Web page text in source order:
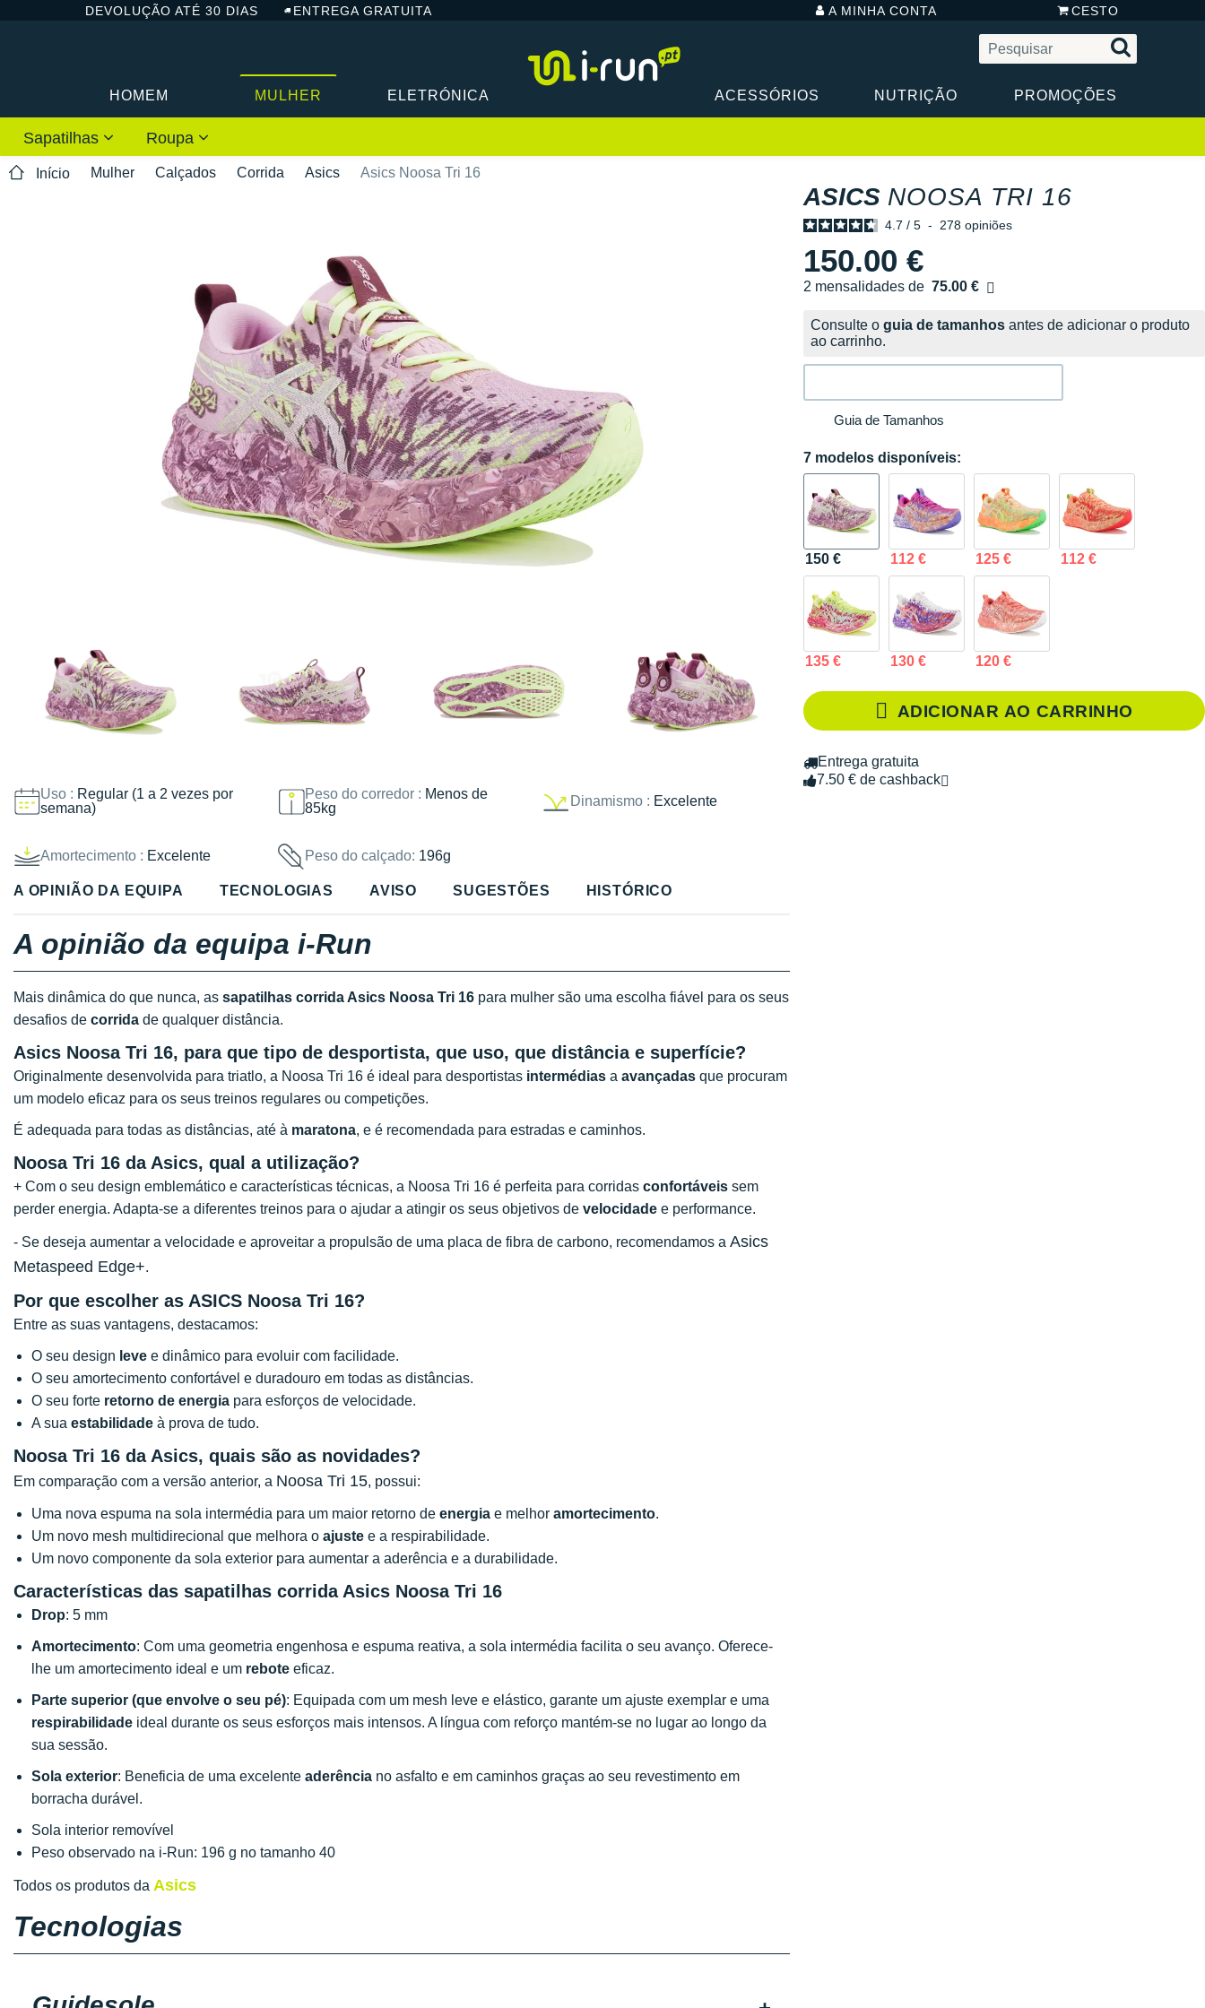
DEVOLUÇÃO ATÉ 30 DIAS ENTREGA GRATUITA A MINHA CONTA CESTO
HOMEM MULHER ELETRÓNICA ACESSÓRIOS NUTRIÇÃO PROMOÇÕES
Sapatilhas Roupa
Início Mulher Calçados Corrida Asics Asics Noosa Tri 16
Uso : Regular (1 a 2 vezes por
semana)
Peso do corredor : Menos de
85kg
Dinamismo : Excelente
Amortecimento : Excelente Peso do calçado: 196g
ASICS NOOSA TRI 16
4.7 / 5 - 278 opiniões
150.00 €
2 mensalidades de 75.00 €
sem custos
Consulte o guia de tamanhos antes de adicionar o produto
ao carrinho.
Guia de Tamanhos
7 modelos disponíveis:
150 € 112 € 125 € 112 €
135 € 130 € 120 €
ADICIONAR AO CARRINHO
Entrega gratuita
7.50 € de cashback
A OPINIÃO DA EQUIPA TECNOLOGIAS AVISO SUGESTÕES HISTÓRICO
A opinião da equipa i-Run
Mais dinâmica do que nunca, as sapatilhas corrida Asics Noosa Tri 16 para mulher são uma escolha fiável para os seus
desafios de corrida de qualquer distância.
Asics Noosa Tri 16, para que tipo de desportista, que uso, que distância e superfície?
Originalmente desenvolvida para triatlo, a Noosa Tri 16 é ideal para desportistas intermédias a avançadas que procuram
um modelo eficaz para os seus treinos regulares ou competições.
É adequada para todas as distâncias, até à maratona, e é recomendada para estradas e caminhos.
Noosa Tri 16 da Asics, qual a utilização?
+ Com o seu design emblemático e características técnicas, a Noosa Tri 16 é perfeita para corridas confortáveis sem
perder energia. Adapta-se a diferentes treinos para o ajudar a atingir os seus objetivos de velocidade e performance.
- Se deseja aumentar a velocidade e aproveitar a propulsão de uma placa de fibra de carbono, recomendamos a Asics
Metaspeed Edge+.
Por que escolher as ASICS Noosa Tri 16?
Entre as suas vantagens, destacamos:
O seu design leve e dinâmico para evoluir com facilidade.
O seu amortecimento confortável e duradouro em todas as distâncias.
O seu forte retorno de energia para esforços de velocidade.
A sua estabilidade à prova de tudo.
Noosa Tri 16 da Asics, quais são as novidades?
Em comparação com a versão anterior, a Noosa Tri 15, possui:
Uma nova espuma na sola intermédia para um maior retorno de energia e melhor amortecimento.
Um novo mesh multidirecional que melhora o ajuste e a respirabilidade.
Um novo componente da sola exterior para aumentar a aderência e a durabilidade.
Características das sapatilhas corrida Asics Noosa Tri 16
Drop: 5 mm
Amortecimento: Com uma geometria engenhosa e espuma reativa, a sola intermédia facilita o seu avanço. Oferece-
lhe um amortecimento ideal e um rebote eficaz.
Parte superior (que envolve o seu pé): Equipada com um mesh leve e elástico, garante um ajuste exemplar e uma
respirabilidade ideal durante os seus esforços mais intensos. A língua com reforço mantém-se no lugar ao longo da
sua sessão.
Sola exterior: Beneficia de uma excelente aderência no asfalto e em caminhos graças ao seu revestimento em
borracha durável.
Sola interior removível
Peso observado na i-Run: 196 g no tamanho 40
Todos os produtos da Asics
Tecnologias